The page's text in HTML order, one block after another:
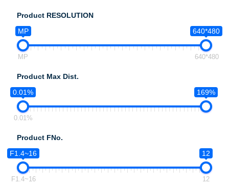
Product RESOLUTION
MP
640*480
MP 640*480
Product Max Dist.
0.01%
169%
0.01%
Product FNo.
F1.4~16
12
F1.4~16 12